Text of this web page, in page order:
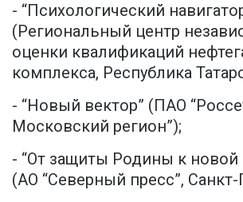
- “Психологический
(Региональный центр
оценки квалификаций
комплекса, Республика
- “Новый вектор” (ПАО
Московский регион”);
- “От защиты Родины к новой
(АО “Северный пресс”, Санкт-